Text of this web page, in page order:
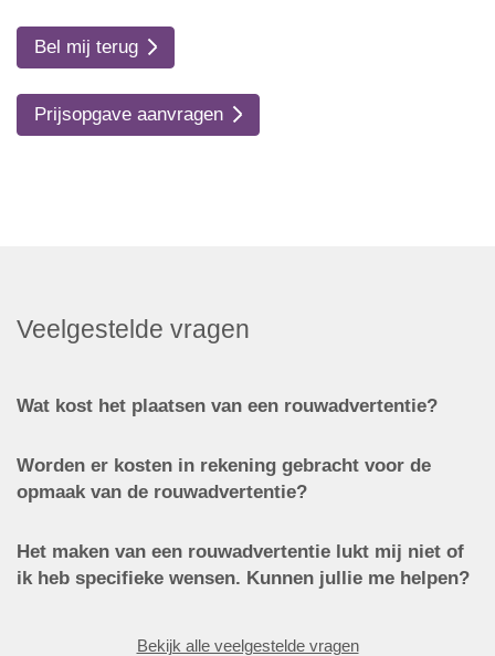
Bel mij terug
Prijsopgave aanvragen
Veelgestelde vragen
Wat kost het plaatsen van een rouwadvertentie?
Worden er kosten in rekening gebracht voor de
opmaak van de rouwadvertentie?
Het maken van een rouwadvertentie lukt mij niet of
ik heb specifieke wensen. Kunnen jullie me helpen?
Bekijk alle veelgestelde vragen